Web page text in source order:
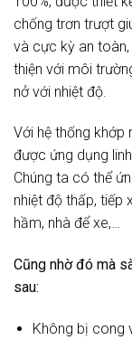
chống trơn trượt
và cực kỳ an
thiện với môi
nở với nhiệt độ.
Với hệ thống khớp
được ứng dụng
Chúng ta có thể
nhiệt độ thấp, tiếp
hầm, nhà để xe,…
Cũng nhờ đó mà
sau:
Không bị cong